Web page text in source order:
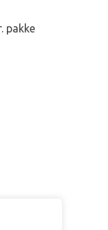
pakke